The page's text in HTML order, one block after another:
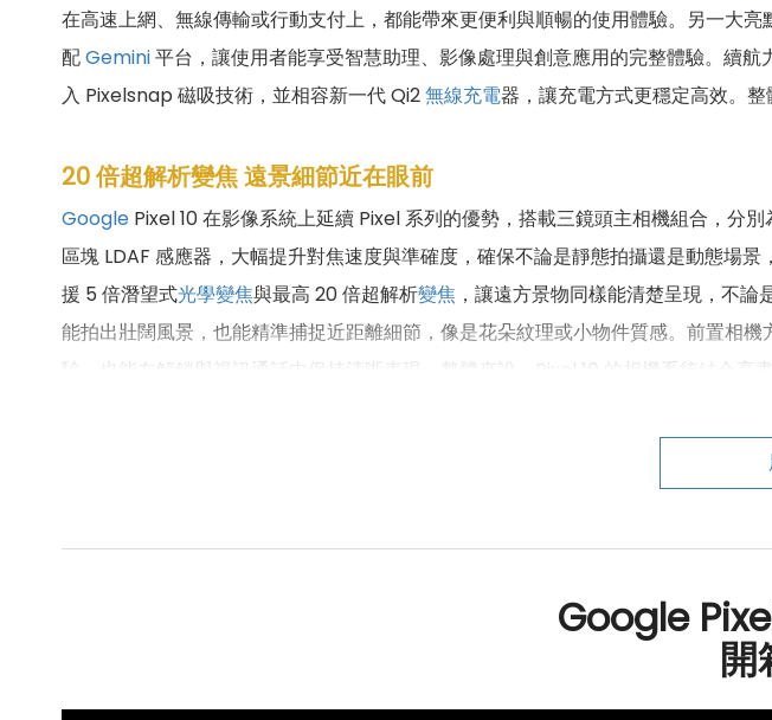
在高速上網、無線傳輸或行動支付上，都能帶來更便利與順暢的使用體驗。另一大亮
配Gemini平台，讓使用者能享受智慧助理、影像處理與創意應用的完整體驗。續航
入 Pixelsnap 磁吸技術，並相容新一代 Qi2無線充電器，讓充電方式更穩定高效。整
20 倍超解析變焦 遠景細節近在眼前
Google Pixel 10 在影像系統上延續 Pixel 系列的優勢，搭載三鏡頭主相機組合，分
區塊 LDAF 感應器，大幅提升對焦速度與準確度，確保不論是靜態拍攝還是動態場景
援 5 倍潛望式光學變焦與最高 20 倍超解析變焦 ，讓遠方景物同樣能清楚呈現，不論
能拍出壯闊風景，也能精準捕捉近距離細節，像是花朵紋理或小物件質感。前置相機
驗，也能在解鎖與視訊通話中保持清晰表現。整體來說，Pixel 10 的相機系統結合高
Google
開